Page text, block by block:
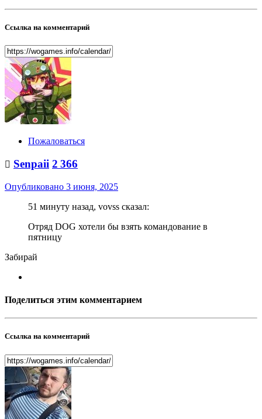
Ссылка на комментарий
Пожаловаться
 Senpaii 2 366
Опубликовано 3 июня, 2025
51 минуту назад, vovss сказал:
Отряд DOG хотели бы взять командование в
пятницу
Забирай
Поделиться этим комментарием
Ссылка на комментарий